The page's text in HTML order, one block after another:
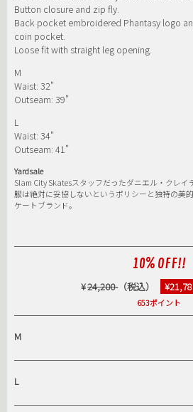
Button closure and zip fly.
Back pocket embroidered Phantasy logo
coin pocket.
Loose fit with straight leg opening.
M
Waist: 32"
Outseam: 39"
L
Waist: 34"
Outseam: 41"
Yardsale
Slam City Skatesスタッフだったダニエル・クレ
服は絶対に妥協しないというポリシーと独特の美
ケートブランド。
10% OFF!!
¥24,200-（税込）
653ポイント
M
L